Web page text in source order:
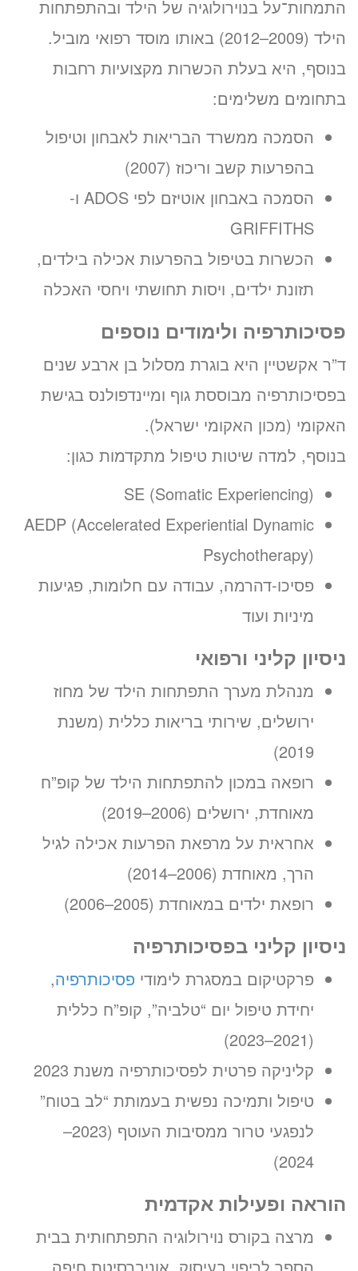
מועדים פנויים. לחצו לבחירת
שעה
« יום ה’ 20.08.26
התמחות־על בנוירולוגיה של הילד ובהתפתחות
הילד (2009–2012) באותו מוסד רפואי מוביל.
בנוסף, היא בעלת הכשרות מקצועיות רחבות
בתחומים משלימים:
הסמכה ממשרד הבריאות לאבחון וטיפול
בהפרעות קשב וריכוז (2007)
הסמכה באבחון אוטיזם לפי ADOS ו-
GRIFFITHS
הכשרות בטיפול בהפרעות אכילה בילדים,
תזונת ילדים, ויסות תחושתי ויחסי האכלה
פסיכותרפיה ולימודים נוספים
ד”ר אקשטיין היא בוגרת מסלול בן ארבע שנים
בפסיכותרפיה מבוססת גוף ומיינדפולנס בגישת
האקומי (מכון האקומי ישראל).
בנוסף, למדה שיטות טיפול מתקדמות כגון:
SE (Somatic Experiencing)
AEDP (Accelerated Experiential Dynamic
Psychotherapy)
פסיכו-דהרמה, עבודה עם חלומות, פגיעות
מיניות ועוד
ניסיון קליני ורפואי
מנהלת מערך התפתחות הילד של מחוז
ירושלים, שירותי בריאות כללית (משנת
2019)
רופאה במכון להתפתחות הילד של קופ”ח
מאוחדת, ירושלים (2006–2019)
אחראית על מרפאת הפרעות אכילה לגיל
הרך, מאוחדת (2006–2014)
רופאת ילדים במאוחדת (2005–2006)
ניסיון קליני בפסיכותרפיה
פרקטיקום במסגרת לימודי פסיכותרפיה,
יחידת טיפול יום “טלביה”, קופ”ח כללית
(2021–2023)
קליניקה פרטית לפסיכותרפיה משנת 2023
טיפול ותמיכה נפשית בעמותת “לב בטוח”
לנפגעי טרור ממסיבות העוטף (2023–
2024)
הוראה ופעילות אקדמית
מרצה בקורס נוירולוגיה התפתחותית בבית